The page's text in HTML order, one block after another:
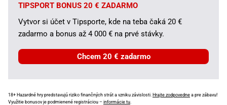
TIPSPORT BONUS 20 € ZADARMO
Vytvor si účet v Tipsporte, kde na teba čaká 20 €
zadarmo a bonus až 4 000 € na prvé stávky.
Chcem 20 € zadarmo
18+ Hazardné hry predstavujú riziko finančných strát a vzniku závislosti. Hrajte zodpovedne a pre zábavu!
Využitie bonusov je podmienené registráciou – informácie tu